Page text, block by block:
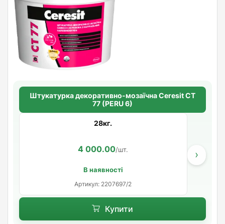
Штукатурка декоративно-мозаїчна Ceresit CT
77 (PERU 6)
28кг.
4 000.00/шт.
В наявності
Артикул: 2207697/2
›
Купити